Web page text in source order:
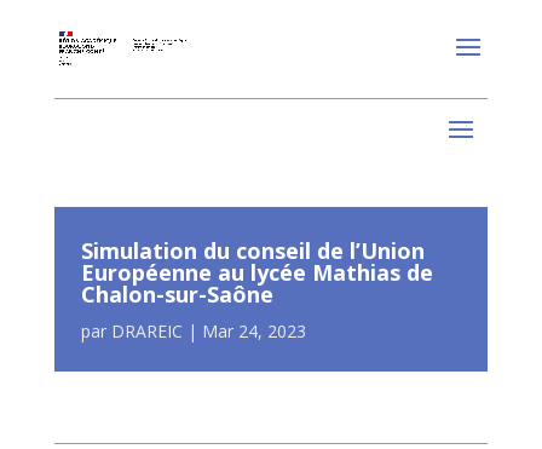
Simulation du conseil de l’Union
Européenne au lycée Mathias de
Chalon-sur-Saône
par DRAREIC | Mar 24, 2023